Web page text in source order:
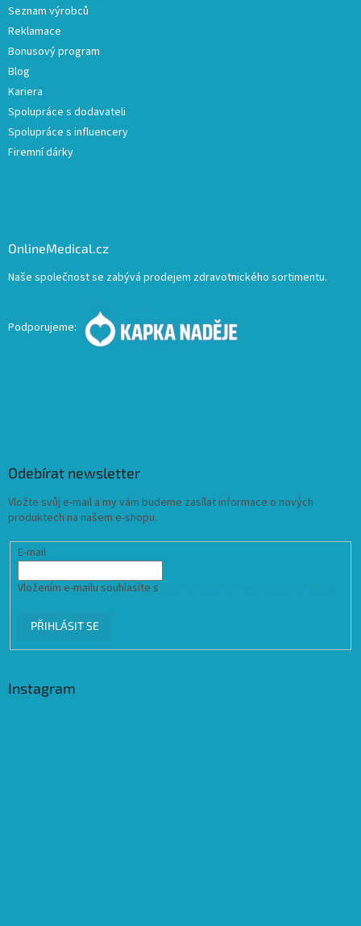
Seznam výrobců
Reklamace
Bonusový program
Blog
Kariera
Spolupráce s dodavateli
Spolupráce s influencery
Firemní dárky
OnlineMedical.cz
Naše společnost se zabývá prodejem zdravotnického sortimentu.
Podporujeme:
Odebírat newsletter
Vložte svůj e-mail a my vám budeme zasílat informace o nových
produktech na našem e-shopu.
E-mail
Vložením e-mailu souhlasíte s
PŘIHLÁSIT SE
Instagram